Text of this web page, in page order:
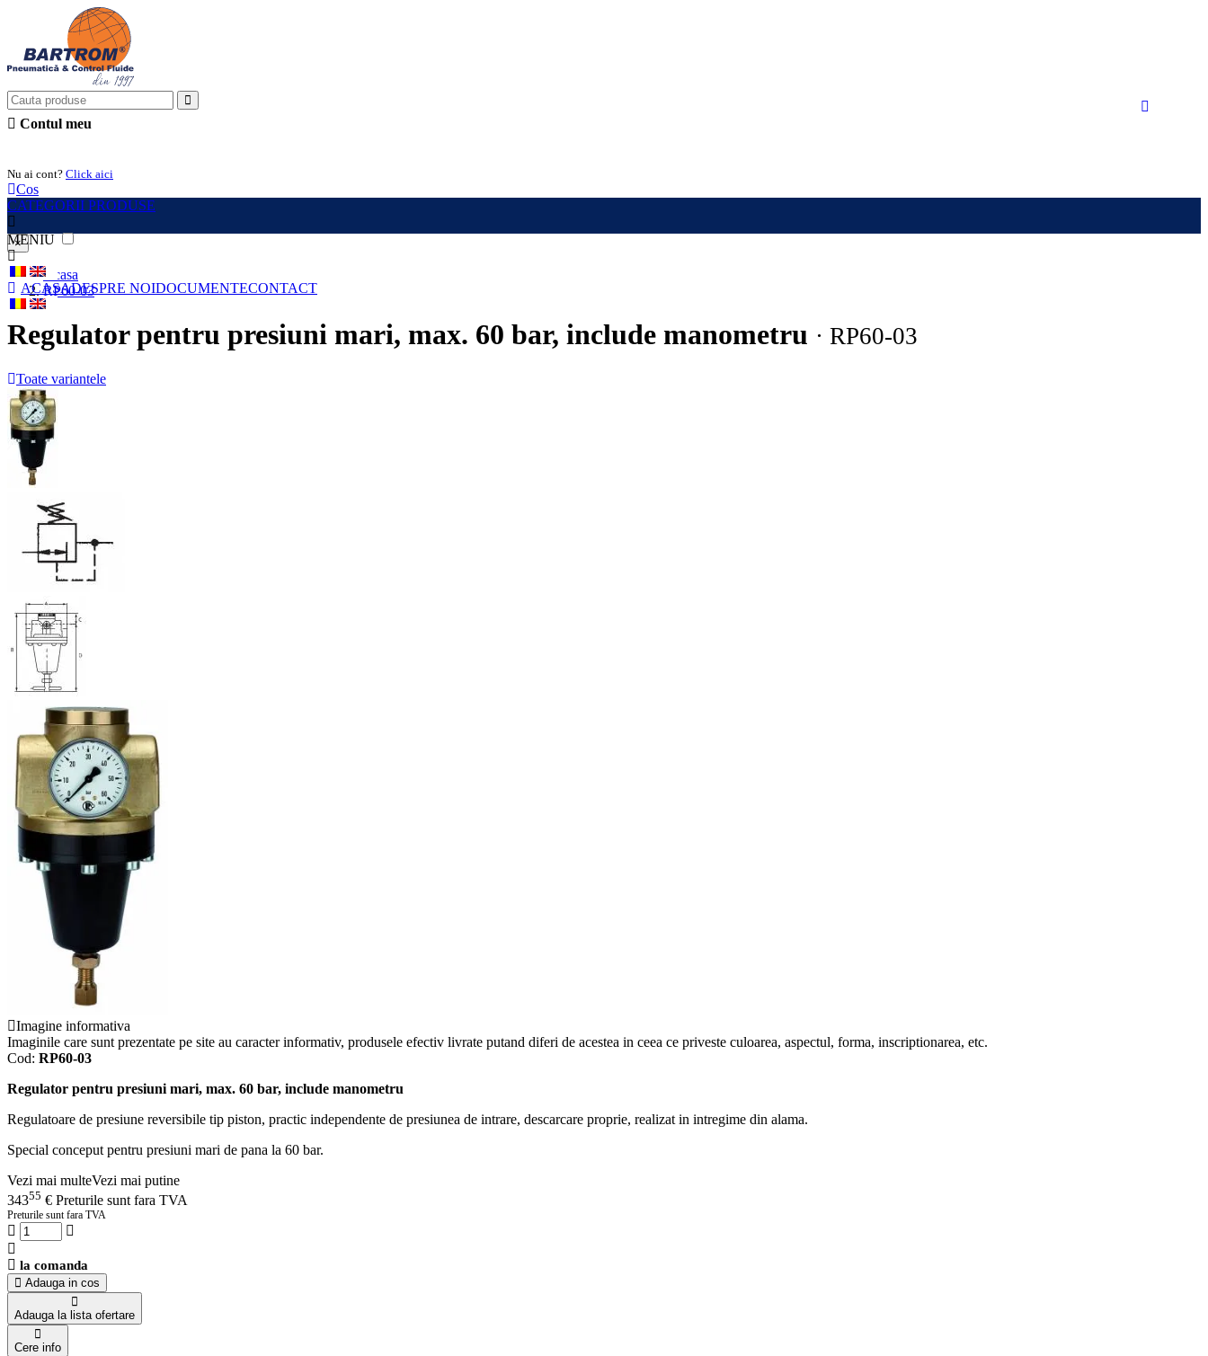
Contul meu
Nu ai cont? Click aici
Cos
CATEGORII PRODUSE
MENIU
ACASADESPRE NOIDOCUMENTECONTACT
×
Acasa
RP60-03
Regulator pentru presiuni mari, max. 60 bar, include manometru · RP60-03
Toate variantele
Imagine informativa
Imaginile care sunt prezentate pe site au caracter informativ, produsele efectiv livrate putand diferi de acestea in ceea ce priveste culoarea, aspectul, forma, inscriptionarea, etc.
Cod: RP60-03
Regulator pentru presiuni mari, max. 60 bar, include manometru
Regulatoare de presiune reversibile tip piston, practic independente de presiunea de intrare, descarcare proprie, realizat in intregime din alama.
Special conceput pentru presiuni mari de pana la 60 bar.
Vezi mai multeVezi mai putine
34355 € Preturile sunt fara TVA
Preturile sunt fara TVA
la comanda
Adauga in cos
Adauga la lista ofertare
Cere info